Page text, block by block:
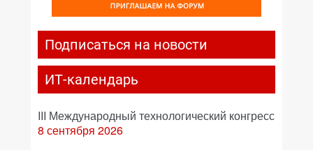
Подписаться на новости
ИТ-календарь
III Международный технологический конгресс
8 сентября 2026